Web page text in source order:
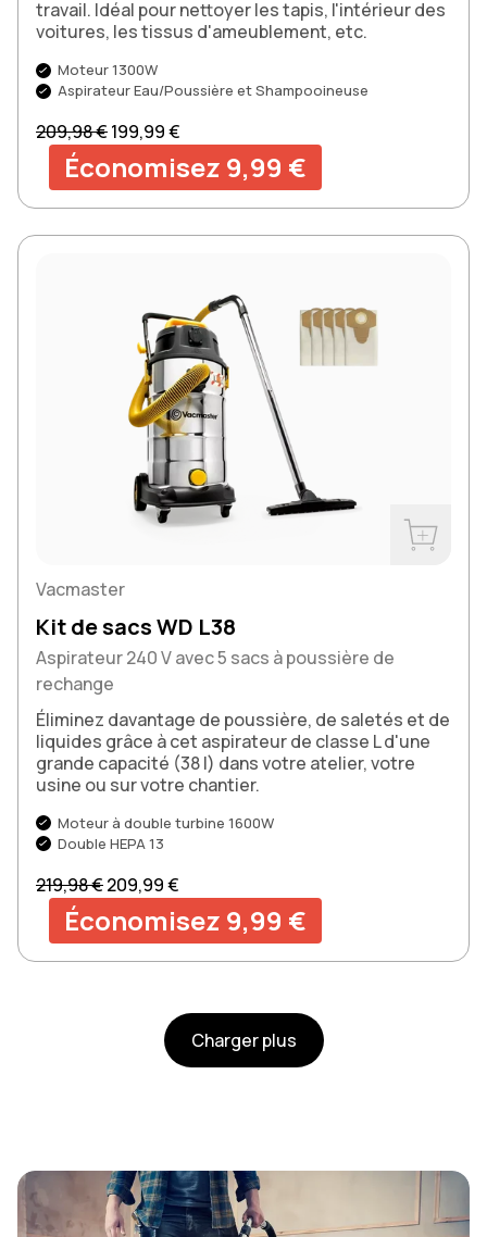
travail. Idéal pour nettoyer les tapis, l'intérieur des
voitures, les tissus d'ameublement, etc.
Moteur 1300W
Aspirateur Eau/Poussière et Shampooineuse
Prix normal
209,98 €Prix soldé
199,99 €
Économisez 9,99 €
Vacmaster
Kit de sacs WD L38
Aspirateur 240 V avec 5 sacs à poussière de
rechange
Éliminez davantage de poussière, de saletés et de
liquides grâce à cet aspirateur de classe L d'une
grande capacité (38 l) dans votre atelier, votre
usine ou sur votre chantier.
Moteur à double turbine 1600W
Double HEPA 13
Prix normal
219,98 €Prix soldé
209,99 €
Économisez 9,99 €
Charger plus